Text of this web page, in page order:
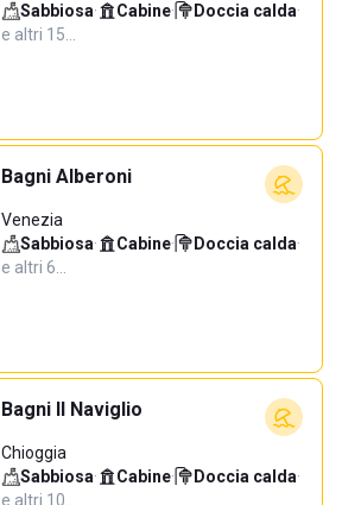
Sabbiosa· Cabine· Doccia calda·
e altri 15…
Bagni Alberoni
Venezia
Sabbiosa· Cabine· Doccia calda·
e altri 6…
Bagni Il Naviglio
Chioggia
Sabbiosa· Cabine· Doccia calda·
e altri 10…